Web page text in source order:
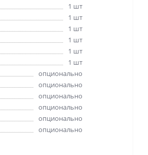
1 шт
1 шт
1 шт
1 шт
1 шт
1 шт
опционально
опционально
опционально
опционально
опционально
опционально